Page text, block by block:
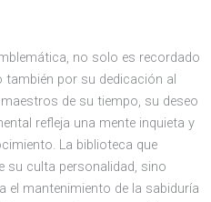
no solo es recordado
por su dedicación al
de su tiempo, su deseo
refleja una mente inquieta y
La biblioteca que
su culta personalidad, sino
el mantenimiento de la sabiduría